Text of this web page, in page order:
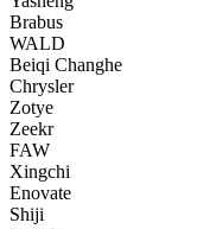
Brabus
WALD
Beiqi Changhe
Chrysler
Zotye
Zeekr
FAW
Xingchi
Enovate
Shiji